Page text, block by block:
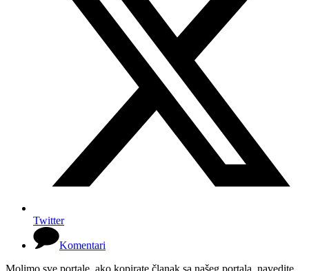
Twitter
Komentari
Molimo sve portale, ako kopirate članak sa našeg portala, navedite